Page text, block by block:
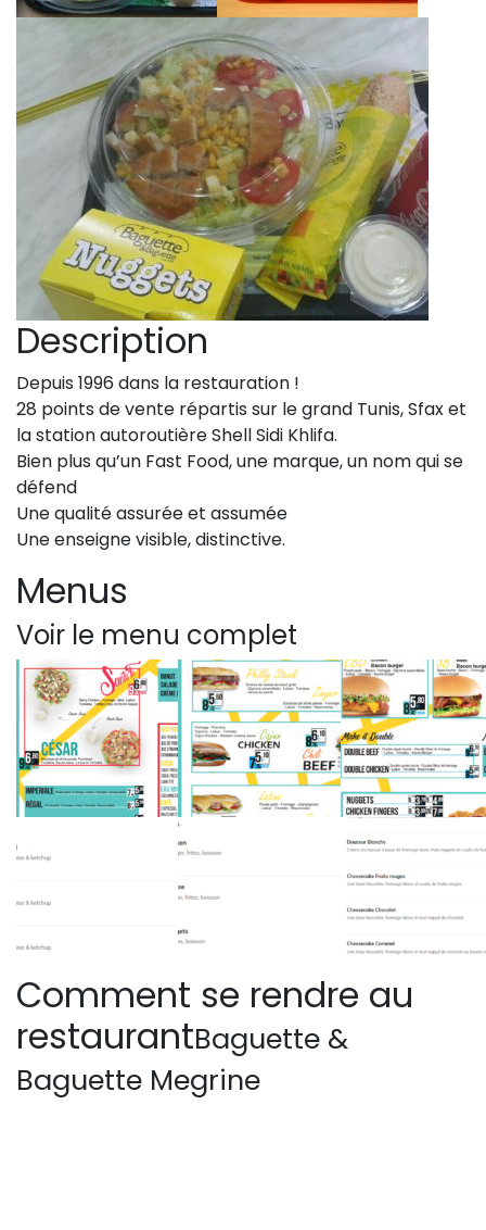
Description
Depuis 1996 dans la restauration !
28 points de vente répartis sur le grand Tunis, Sfax et
la station autoroutière Shell Sidi Khlifa.
Bien plus qu’un Fast Food, une marque, un nom qui se
défend
Une qualité assurée et assumée
Une enseigne visible, distinctive.
Menus
Voir le menu complet
Comment se rendre au
restaurantBaguette &
Baguette Megrine